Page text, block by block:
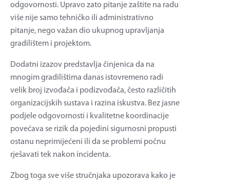
odgovornosti. Upravo zato pitanje zaštite na radu
više nije samo tehničko ili administrativno
pitanje, nego važan dio ukupnog upravljanja
gradilištem i projektom.
Dodatni izazov predstavlja činjenica da na
mnogim gradilištima danas istovremeno radi
velik broj izvođača i podizvođača, često različitih
organizacijskih sustava i razina iskustva. Bez jasne
podjele odgovornosti i kvalitetne koordinacije
povećava se rizik da pojedini sigurnosni propusti
ostanu neprimijećeni ili da se problemi počnu
rješavati tek nakon incidenta.
Zbog toga sve više stručnjaka upozorava kako je